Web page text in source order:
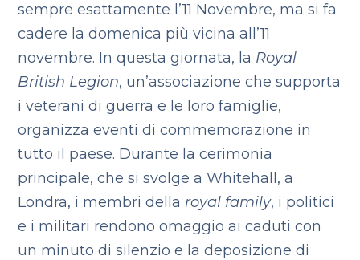
sempre esattamente l’11 Novembre, ma si fa
cadere la domenica più vicina all’11
novembre. In questa giornata, la Royal
British Legion, un’associazione che supporta
i veterani di guerra e le loro famiglie,
organizza eventi di commemorazione in
tutto il paese. Durante la cerimonia
principale, che si svolge a Whitehall, a
Londra, i membri della royal family, i politici
e i militari rendono omaggio ai caduti con
un minuto di silenzio e la deposizione di